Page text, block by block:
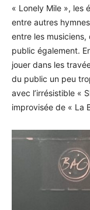
« Lonely Mile », les
entre autres
entre les
public également.
jouer dans les
du public un peu
avec l’irrésistible «
improvisée de « La